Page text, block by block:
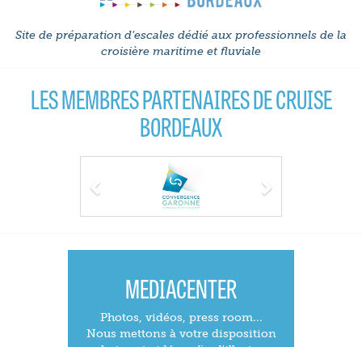
Site de préparation d'escales dédié aux professionnels de la
croisière maritime et fluviale
LES MEMBRES PARTENAIRES DE CRUISE
BORDEAUX
MEDIACENTER
Photos, vidéos, press room...
Nous mettons à votre disposition